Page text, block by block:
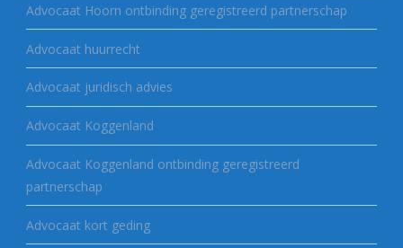
Advocaat Hoorn ontbinding geregistreerd partnerschap
Advocaat huurrecht
Advocaat juridisch advies
Advocaat Koggenland
Advocaat Koggenland ontbinding geregistreerd
partnerschap
Advocaat kort geding